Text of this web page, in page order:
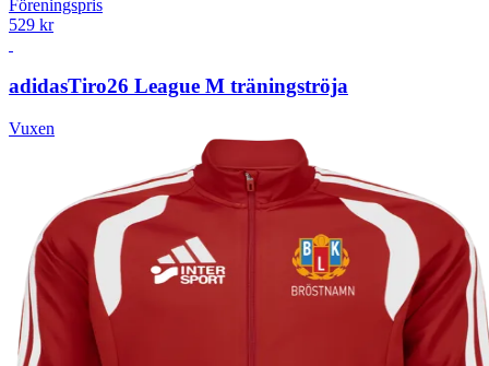
Föreningspris
529 kr
adidasTiro26 League M träningströja
Vuxen